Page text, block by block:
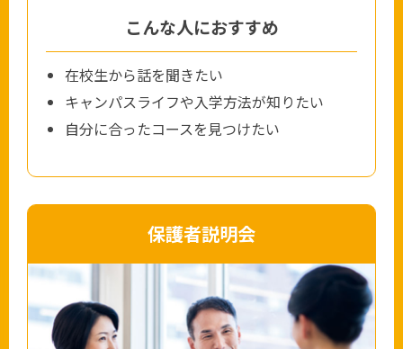
こんな人におすすめ
在校生から話を聞きたい
キャンパスライフや入学方法が知りたい
自分に合ったコースを見つけたい
保護者説明会